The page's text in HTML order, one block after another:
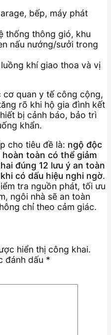
bếp, máy phát
thống thông gió, khu
nấu nướng/sưởi trong
khí giao thoa và vị
cơ quan y tế công cộng,
rõ khi hộ gia đình kết
bị cảnh báo, bảo trì
khẩn.
cho tiêu đề là: ngộ độc
toàn có thể giảm
đúng 12 lưu ý an toàn
có dấu hiệu nghi ngờ.
tra nguồn phát, tối ưu
ngôi nhà sẽ an toàn
chỉ theo cảm giác.
hiển thị công khai.
đánh dấu *